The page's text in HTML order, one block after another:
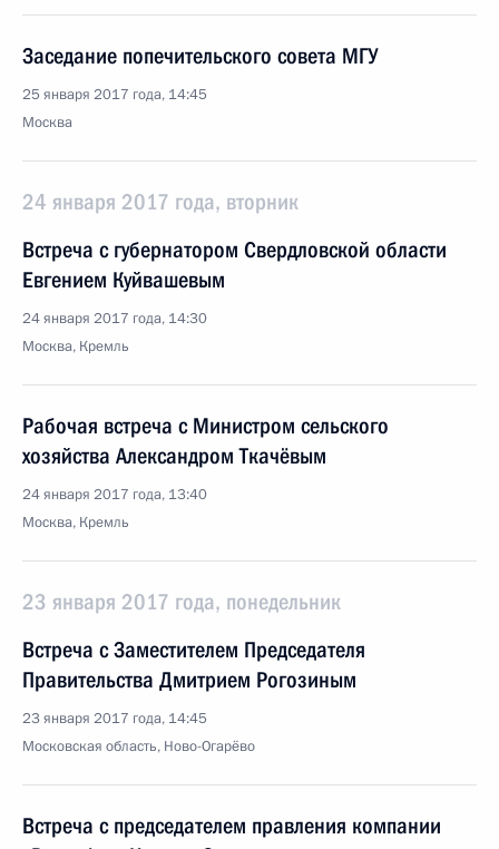
Заседание попечительского совета МГУ
25 января 2017 года, 14:45
Москва
24 января 2017 года, вторник
Встреча с губернатором Свердловской области
Евгением Куйвашевым
24 января 2017 года, 14:30
Москва, Кремль
Рабочая встреча с Министром сельского
хозяйства Александром Ткачёвым
24 января 2017 года, 13:40
Москва, Кремль
23 января 2017 года, понедельник
Встреча с Заместителем Председателя
Правительства Дмитрием Рогозиным
23 января 2017 года, 14:45
Московская область, Ново-Огарёво
Встреча с председателем правления компании